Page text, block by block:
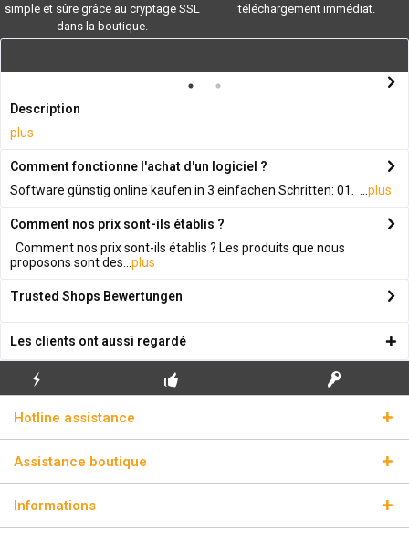
simple et sûre grâce au cryptage SSL
dans la boutique.
téléchargement immédiat.
Description
plus
Comment fonctionne l'achat d'un logiciel ?
Software günstig online kaufen in 3 einfachen Schritten: 01. ... plus
Comment nos prix sont-ils établis ?
Comment nos prix sont-ils établis ? Les produits que nous
proposons sont des... plus
Trusted Shops Bewertungen
Les clients ont aussi regardé
ÉCLAIR
Hotline assistance
Assistance boutique
Informations